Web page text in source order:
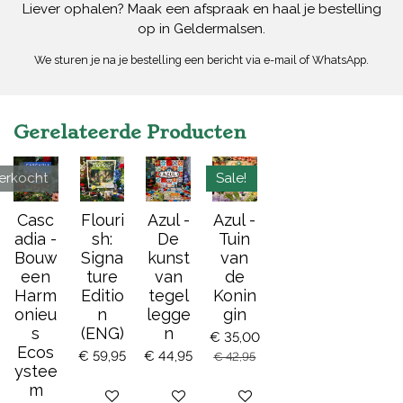
Liever ophalen? Maak een afspraak en haal je bestelling
op in Geldermalsen.
We sturen je na je bestelling een bericht via e-mail of WhatsApp.
Gerelateerde Producten
Casc
adia -
Bouw
een
Harm
onieu
s
Ecos
ystee
m
Flouri
sh:
Signa
ture
Editio
n
(ENG)
€ 59,95
Bekijk details
Azul -
De
kunst
van
tegel
legge
n
€ 44,95
Bekijk details
Sale!
Azul -
Tuin
van
de
Konin
gin
€ 35,00
€ 42,95
Bekijk details